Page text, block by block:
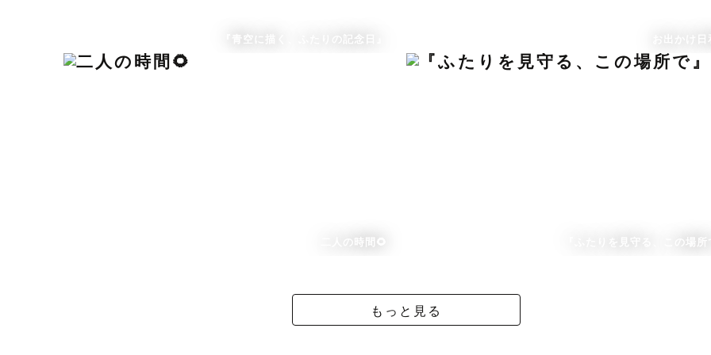
『青空に描く、ふたりの記念日』 お出かけ
二人の時間🌻 『ふたりを見守る、この場所
もっと見る